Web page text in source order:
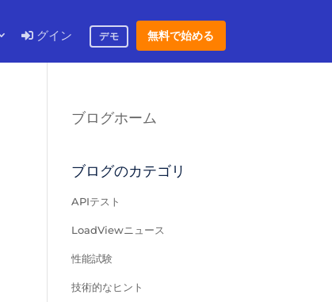
グイン デモ 無料で始める
ブログホーム
ブログのカテゴリ
APIテスト
LoadViewニュース
性能試験
技術的なヒント